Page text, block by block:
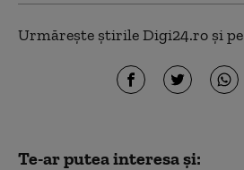
Urmărește știrile Digi24.ro și pe
Te-ar putea interesa și: